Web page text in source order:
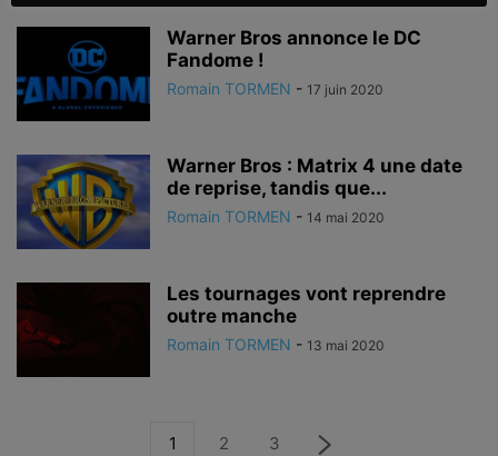
Warner Bros annonce le DC
Fandome !
Romain TORMEN - 17 juin 2020
Warner Bros : Matrix 4 une date
de reprise, tandis que...
Romain TORMEN - 14 mai 2020
Les tournages vont reprendre
outre manche
Romain TORMEN - 13 mai 2020
1 2 3